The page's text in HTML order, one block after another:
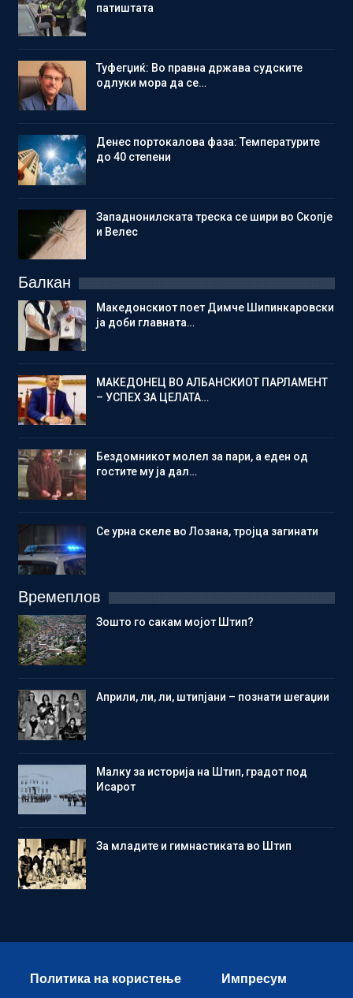
патиштата
Туфегџиќ: Во правна држава судските
одлуки мора да се…
Денес портокалова фаза: Температурите
до 40 степени
Западнонилската треска се шири во Скопје
и Велес
Балкан
Македонскиот поет Димче Шипинкаровски
ја доби главната…
МАКЕДОНЕЦ ВО АЛБАНСКИОТ ПАРЛАМЕНТ
– УСПЕХ ЗА ЦЕЛАТА…
Бездомникот молел за пари, а еден од
гостите му ја дал…
Се урна скеле во Лозана, тројца загинати
Времеплов
Зошто го сакам мојот Штип?
Aприли, ли, ли, штипјани – познати шегаџии
Малку за историја на Штип, градот под
Исарот
Зa младите и гимнастиката во Штип
Политика на користење Импресум